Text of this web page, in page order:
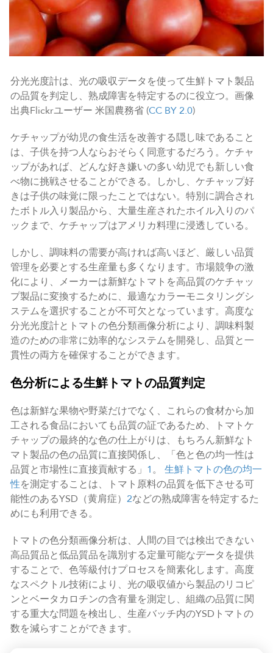
分光光度計は、光の吸収データを使って生鮮トマト製品
の品質を判定し、熟成障害を特定するのに役立つ。画像
出典Flickrユーザー 米国農務省 (CC BY 2.0)
ケチャップが幼児の食生活を改善する隠し味であること
は、子供を持つ人ならおそらく同意するだろう。ケチャ
ップがあれば、どんな好き嫌いの多い幼児でも新しい食
べ物に挑戦させることができる。しかし、ケチャップ好
きは子供の味覚に限ったことではない。特別に調合され
たボトル入り製品から、大量生産されたホイル入りのパ
ックまで、ケチャップはアメリカ料理に浸透している。
しかし、調味料の需要が高ければ高いほど、厳しい品質
管理を必要とする生産量も多くなります。市場競争の激
化により、メーカーは新鮮なトマトを高品質のケチャッ
プ製品に変換するために、最適なカラーモニタリングシ
ステムを選択することが不可欠となっています。高度な
分光光度計とトマトの色分類画像分析により、調味料製
造のための非常に効率的なシステムを開発し、品質と一
貫性の両方を確保することができます。
色分析による生鮮トマトの品質判定
色は新鮮な果物や野菜だけでなく、これらの食材から加
工される食品においても品質の証であるため、トマトケ
チャップの最終的な色の仕上がりは、もちろん新鮮なト
マト製品の色の品質に直接関係し、「色と色の均一性は
品質と市場性に直接貢献する」 1。 生鮮トマトの色の均一
性を測定することは、トマト原料の品質を低下させる可
能性のあるYSD（黄肩症） 2などの熟成障害を特定するた
めにも利用できる。
トマトの色分類画像分析は、人間の目では検出できない
高品質品と低品質品を識別する定量可能なデータを提供
することで、色等級付けプロセスを簡素化します。高度
なスペクトル技術により、光の吸収値から製品のリコピ
ンとベータカロチンの含有量を測定し、組織の品質に関
する重大な問題を検出し、生産バッチ内のYSDトマトの
数を減らすことができます。